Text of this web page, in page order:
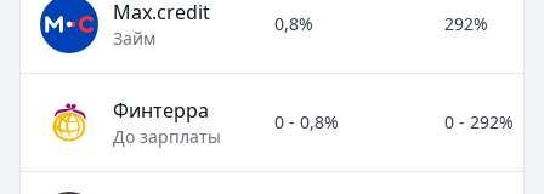
Max.credit
Займ
0,8% 292%
Финтерра
До зарплаты
0 - 0,8% 0 - 292%